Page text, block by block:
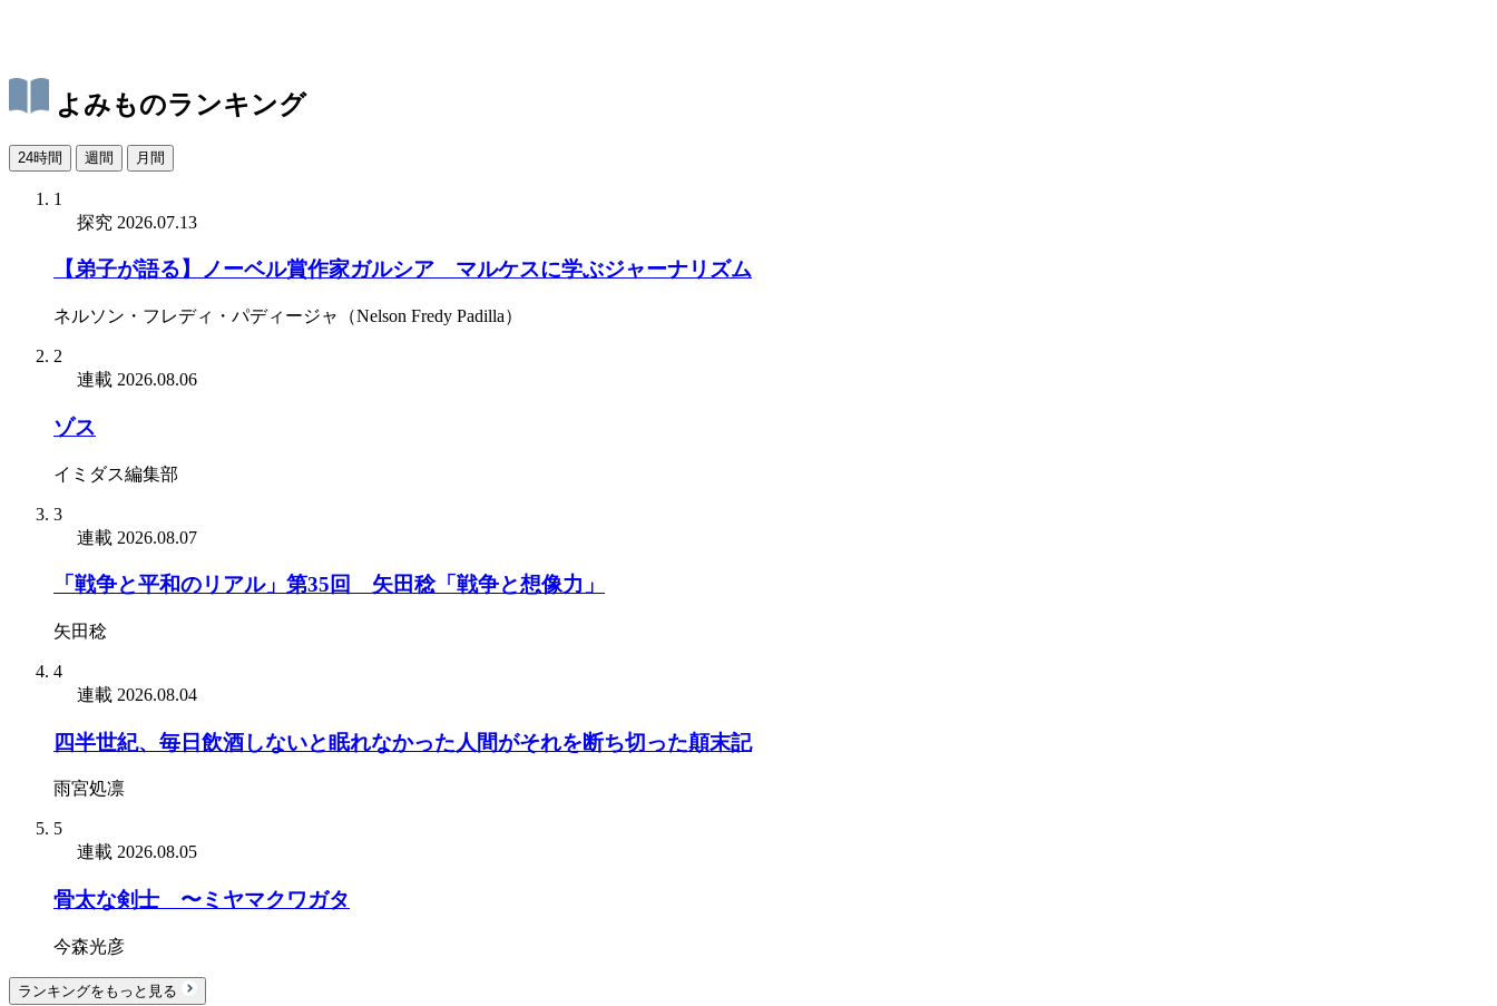
よみものランキング
24時間 週間 月間
1
探究 2026.07.13
【弟子が語る】ノーベル賞作家ガルシア゠マルケスに学ぶジャーナリズム
ネルソン・フレディ・パディージャ（Nelson Fredy Padilla）
2
連載 2026.08.06
ゾス
イミダス編集部
3
連載 2026.08.07
「戦争と平和のリアル」第35回 矢田稔「戦争と想像力」
矢田稔
4
連載 2026.08.04
四半世紀、毎日飲酒しないと眠れなかった人間がそれを断ち切った顛末記
雨宮処凛
5
連載 2026.08.05
骨太な剣士 〜ミヤマクワガタ
今森光彦
ランキングをもっと見る